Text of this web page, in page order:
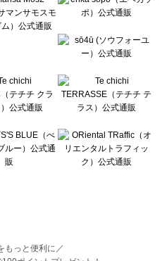
もっと便利に／